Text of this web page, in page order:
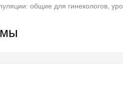
общие для гинекологов,